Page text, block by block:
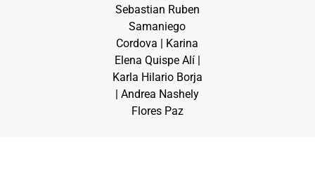
Sebastian Ruben
Samaniego
Cordova | Karina
Elena Quispe Alí |
Karla Hilario Borja
| Andrea Nashely
Flores Paz